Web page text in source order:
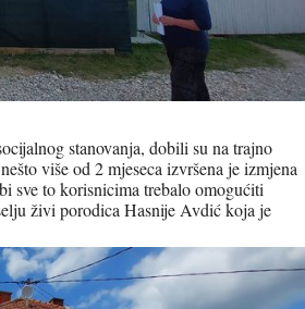
stanovanja, dobili su na trajno
više od 2 mjeseca izvršena je izmjena
sve to korisnicima trebalo omogućiti
živi porodica Hasnije Avdić koja je